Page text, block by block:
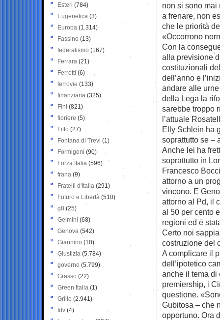
non si sono mai
a frenare, non
che le priorità
«Occorrono
Con la
alla previsione
costituzionali
dell’anno e
andare alle
della Lega la
sarebbe troppo
l’attuale
Elly Schlein ha
soprattutto se –
Anche lei ha
soprattutto in
Francesco
attorno a un
vincono. E
attorno al Pd, il
al 50 per cento
regioni ed è
Certo noi
costruzione del
A complicare il
dell’ipotetico
anche il tema di
premiership, i
questione.
Gubitosa – che
opportuno. Ora
Esteri (784)
Eugenetica (3)
Europa (1.314)
Fassino (13)
federalismo (167)
Ferrara (21)
Ferretti (6)
ferrovie (133)
finanziaria (325)
Fini (821)
fioriere (5)
Fitto (27)
Fontana di Trevi (1)
Formigoni (90)
Forza Italia (596)
frana (9)
Fratelli d'Italia (291)
Futuro e Libertà (510)
g8 (25)
Gelmini (68)
Genova (542)
Giannino (10)
Giustizia (5.784)
governo (5.799)
Grasso (22)
Green Italia (1)
Grillo (2.941)
Idv (4)